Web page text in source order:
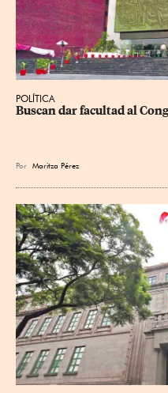
POLÍTICA
Buscan dar facultad al
Por Maritza Pérez